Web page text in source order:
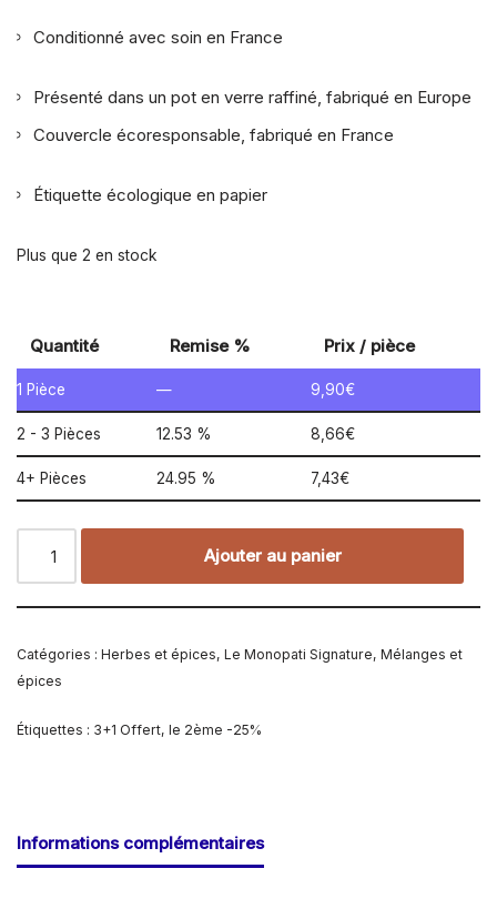
Conditionné avec soin en France
Présenté dans un pot en verre raffiné, fabriqué en Europe
Couvercle écoresponsable, fabriqué en France
Étiquette écologique en papier
Plus que 2 en stock
Quantité Remise % Prix / pièce
1 Pièce — 9,90€
2 - 3 Pièces 12.53 % 8,66€
4+ Pièces 24.95 % 7,43€
Ajouter au panier
Catégories : Herbes et épices, Le Monopati Signature, Mélanges et
épices
Étiquettes : 3+1 Offert, le 2ème -25%
Informations complémentaires